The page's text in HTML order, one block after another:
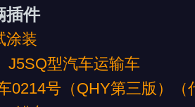
插件
涂装
J5SQ型汽车运输车
0214号（QHY第三版）（